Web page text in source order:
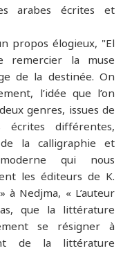
arabes écrites et
propos élogieux, "El
remercier la muse
de la destinée. On
l’idée que l’on
genres, issues de
différentes,
la calligraphie et
qui nous
les éditeurs de K.
Nedjma, « L’auteur
que la littérature
se résigner à
de la littérature